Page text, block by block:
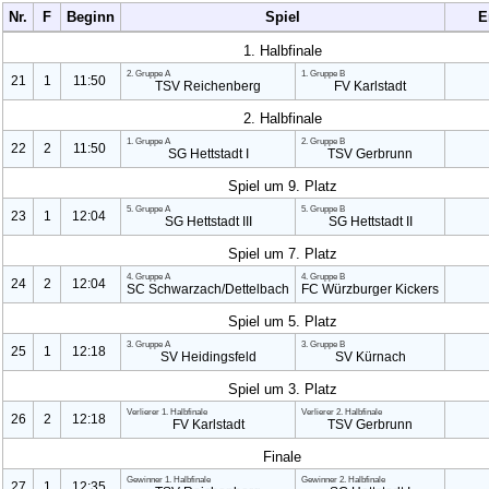
Nr. F Beginn Spiel
1. Halbfinale
21 1 11:50 2. Gruppe A
TSV Reichenberg
1. Gruppe B
FV Karlstadt
2. Halbfinale
22 2 11:50 1. Gruppe A
SG Hettstadt I
2. Gruppe B
TSV Gerbrunn
Spiel um 9. Platz
23 1 12:04 5. Gruppe A
SG Hettstadt III
5. Gruppe B
SG Hettstadt II
Spiel um 7. Platz
24 2 12:04 4. Gruppe A
SC Schwarzach/Dettelbach
4. Gruppe B
FC Würzburger Kickers
Spiel um 5. Platz
25 1 12:18 3. Gruppe A
SV Heidingsfeld
3. Gruppe B
SV Kürnach
Spiel um 3. Platz
26 2 12:18 Verlierer 1. Halbfinale
FV Karlstadt
Verlierer 2. Halbfinale
TSV Gerbrunn
Finale
Gewinner 1. Halbfinale Gewinner 2. Halbfinale